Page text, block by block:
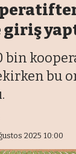
giriş
bin
bu
2025 10:00